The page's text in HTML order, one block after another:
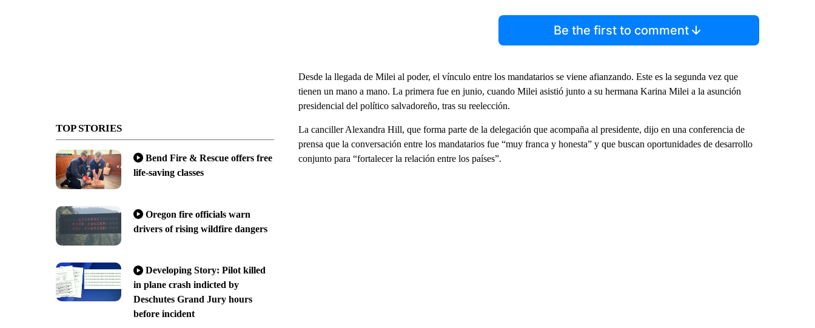
TOP STORIES
Bend Fire & Rescue offers free
life-saving classes
Oregon fire officials warn
drivers of rising wildfire dangers
Developing Story: Pilot killed
in plane crash indicted by
Deschutes Grand Jury hours
before incident
Be the first to comment
Desde la llegada de Milei al poder, el vínculo entre los mandatarios se viene afianzando. Este es la segunda vez que
tienen un mano a mano. La primera fue en junio, cuando Milei asistió junto a su hermana Karina Milei a la asunción
presidencial del político salvadoreño, tras su reelección.
La canciller Alexandra Hill, que forma parte de la delegación que acompaña al presidente, dijo en una conferencia de
prensa que la conversación entre los mandatarios fue “muy franca y honesta” y que buscan oportunidades de desarrollo
conjunto para “fortalecer la relación entre los países”.